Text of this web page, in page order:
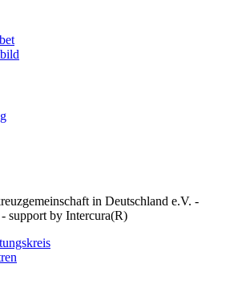
in Deutschland e.V. -
support by Intercura(R)